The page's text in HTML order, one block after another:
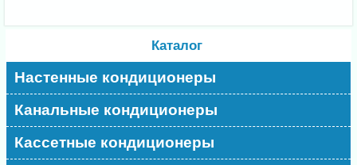
Каталог
Настенные кондиционеры
Канальные кондиционеры
Кассетные кондиционеры